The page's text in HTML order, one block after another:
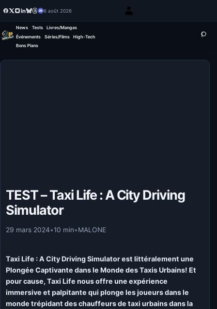
6 août 2026
News Tests
Livres/Mangas
Événements
Séries/Films
High-Tech
Bons Plans
TEST – Taxi Life : A City Driving
Simulator
29 mars 2024•10 min•MALONE
Taxi Life : A City Driving Simulator est littéralement une
Plongée Captivante dans le Monde des Taxis Urbains! Et
pour cause,Taxi Life nous offre une expérience
immersive et palpitante qui plonge les joueurs dans le
monde trépidant des chauffeurs de taxi urbains dans la